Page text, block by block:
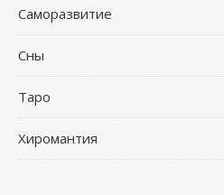
Саморазвитие
Сны
Таро
Хиромантия